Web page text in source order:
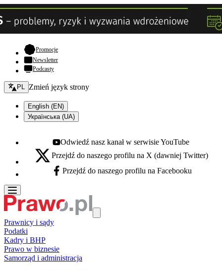
Promocje- otwiera się w nowej karcie
Newsletter
Podcasty
Zmień język - bieżący:
PL Zmień język strony
English (EN)
Українська (UA)
Youtube - otwiera się w nowej karcie
Odwiedź nasz kanał w serwisie YouTube
X - otwiera się w nowej karcie
Przejdź do naszego profilu na X (dawniej Twitter)
Facebook - otwiera się w nowej karcie
Przejdź do naszego profilu na Facebooku
Prawnicy i sądy
Podatki
Kadry i BHP
Prawo w biznesie
Samorząd i administracja